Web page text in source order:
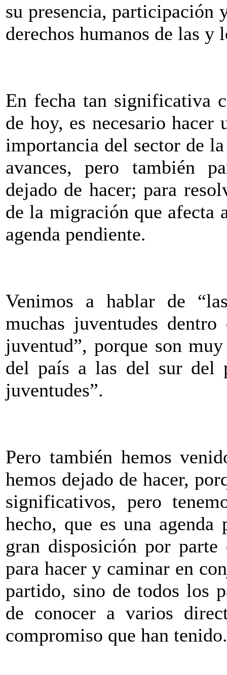
su presencia, participación
derechos humanos de las y
En fecha tan significativa
de hoy, es necesario
importancia del sector de
avances, pero también
dejado de hacer; para
de la migración que afecta
agenda pendiente.
Venimos a hablar de
muchas juventudes
juventud”, porque son
del país a las del sur del
juventudes”.
Pero también hemos
hemos dejado de hacer,
significativos, pero
hecho, que es una
gran disposición por
para hacer y caminar en
partido, sino de todos los
de conocer a varios
compromiso que han tenido.